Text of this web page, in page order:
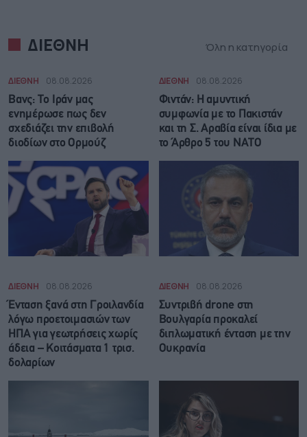
ΔΙΕΘΝΗ Όλη η κατηγορία
ΔΙΕΘΝΗ 08.08.2026
Βανς: Το Ιράν μας
ενημέρωσε πως δεν
σχεδιάζει την επιβολή
διοδίων στο Ορμούζ
ΔΙΕΘΝΗ 08.08.2026
Φιντάν: Η αμυντική
συμφωνία με το Πακιστάν
και τη Σ. Αραβία είναι ίδια με
τo Άρθρο 5 του ΝΑΤΟ
ΔΙΕΘΝΗ 08.08.2026
Ένταση ξανά στη Γροιλανδία
λόγω προετοιμασιών των
ΗΠΑ για γεωτρήσεις χωρίς
άδεια – Κοιτάσματα 1 τρισ.
δολαρίων
ΔΙΕΘΝΗ 08.08.2026
Συντριβή drone στη
Βουλγαρία προκαλεί
διπλωματική ένταση με την
Ουκρανία